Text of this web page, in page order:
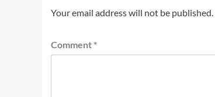
Your email address will not be published.
Comment *